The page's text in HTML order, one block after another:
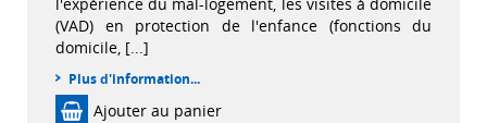
(VAD) en protection de l'enfance (fonctions du
domicile, [...]
Plus d'information...
Ajouter au panier